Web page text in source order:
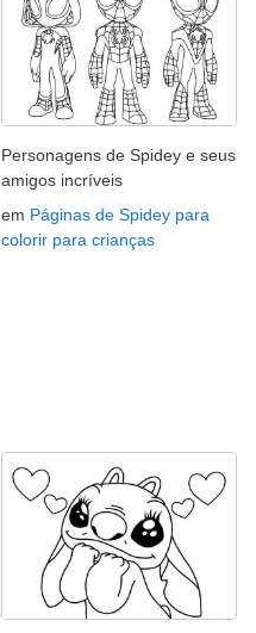
Personagens de Spidey e seus
amigos incríveis
em Páginas de Spidey para
colorir para crianças